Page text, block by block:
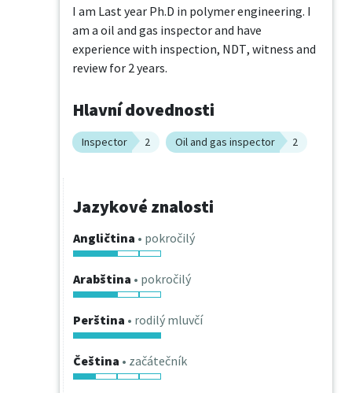
I am Last year Ph.D in polymer engineering. I
am a oil and gas inspector and have
experience with inspection, NDT, witness and
review for 2 years.
Hlavní dovednosti
Inspector 2 Oil and gas inspector 2
Jazykové znalosti
Angličtina • pokročilý
Arabština • pokročilý
Perština • rodilý mluvčí
Čeština • začátečník